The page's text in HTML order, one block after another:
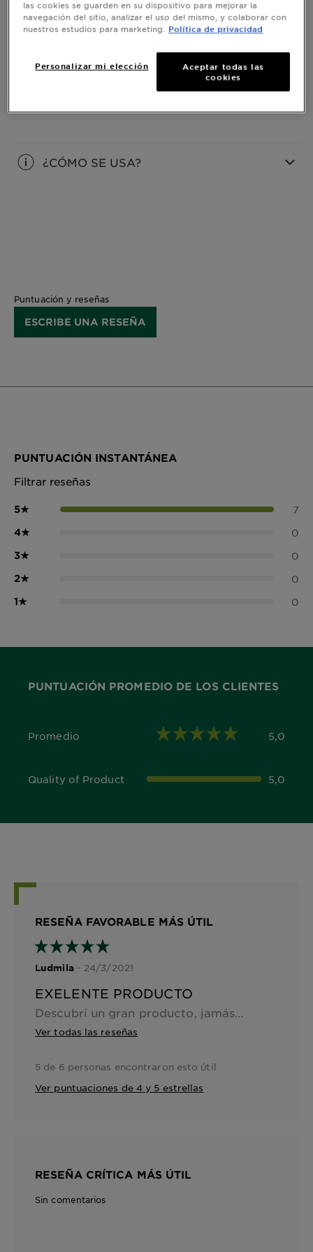
INFORMACIÓN
CLOSE SUBPANEL
¿CÓMO SE USA?
Puntuación y reseñas
ESCRIBE UNA RESEÑA
PUNTUACIÓN INSTANTÁNEA
Filtrar reseñas
5★ 7
4★ 0
3★ 0
2★ 0
1★ 0
PUNTUACIÓN PROMEDIO DE LOS CLIENTES
Promedio
5,0 out of 5 stars 5,0
Quality of Product
5,0 out of 5 stars 5,0
RESEÑA FAVORABLE MÁS ÚTIL
Ludmila - 24/3/2021
EXELENTE PRODUCTO
Ver todas las reseñas
5 de 6 personas encontraron esto útil
Ver puntuaciones de 4 y 5 estrellas
RESEÑA CRÍTICA MÁS ÚTIL
Sin comentarios
las cookies se guarden en su dispositivo para mejorar la
navegación del sitio, analizar el uso del mismo, y colaborar con
nuestros estudios para marketing.
Política de privacidad
Personalizar mi elección
Aceptar todas las
cookies